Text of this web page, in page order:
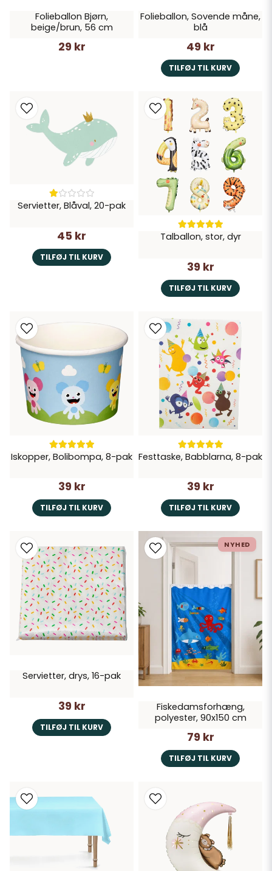
Folieballon Bjørn,
beige/brun, 56 cm
29 kr
Folieballon, Sovende måne,
blå
49 kr
TILFØJ TIL KURV
Servietter, Blåval, 20-pak
45 kr
TILFØJ TIL KURV
Talballon, stor, dyr
39 kr
TILFØJ TIL KURV
Iskopper, Bolibompa, 8-pak
39 kr
TILFØJ TIL KURV
Festtaske, Babblarna, 8-pak
39 kr
TILFØJ TIL KURV
Servietter, drys, 16-pak
39 kr
TILFØJ TIL KURV
Fiskedamsforhæng,
polyester, 90x150 cm
79 kr
TILFØJ TIL KURV
NYHED